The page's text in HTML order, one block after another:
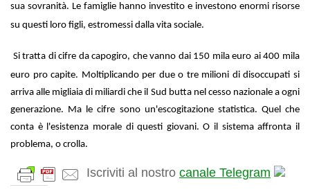
sua sovranità. Le famiglie hanno investito e investono enormi risorse
su questi loro figli, estromessi dalla vita sociale.
Si tratta di cifre da capogiro, che vanno dai 150 mila euro ai 400 mila
euro pro capite. Moltiplicando per due o tre milioni di disoccupati si
arriva alle migliaia di miliardi che il Sud butta nel cesso nazionale a ogni
generazione. Ma le cifre sono un'escogitazione statistica. Quel che
conta è l'esistenza morale di questi giovani. O il sistema affronta il
problema, o crolla.
Iscriviti al nostro canale Telegram